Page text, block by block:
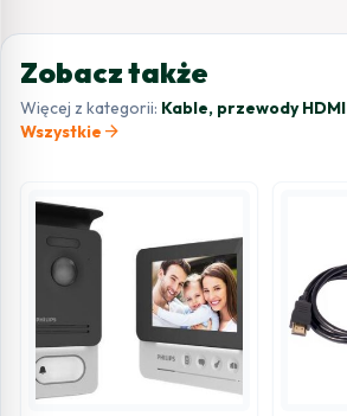
Zobacz także
Więcej z kategorii: Kable, przewody HDMI
Wszystkie arrow_forward